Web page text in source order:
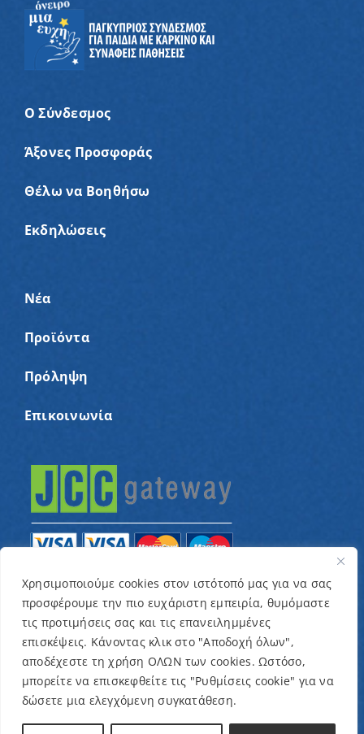
Χρησιμοποιούμε cookies στον ιστότοπό μας για να σας
προσφέρουμε την πιο ευχάριστη εμπειρία, θυμόμαστε
τις προτιμήσεις σας και τις επανειλημμένες
επισκέψεις. Κάνοντας κλικ στο "Αποδοχή όλων",
αποδέχεστε τη χρήση ΟΛΩΝ των cookies. Ωστόσο,
μπορείτε να επισκεφθείτε τις "Ρυθμίσεις cookie" για να
δώσετε μια ελεγχόμενη συγκατάθεση.
Ο Σύνδεσμος
Άξονες Προσφοράς
Θέλω να Βοηθήσω
Εκδηλώσεις
Νέα
Προϊόντα
Πρόληψη
Επικοινωνία
© Copyright 2022 – Παγκύπριος Σύνδεσμος για
παιδιά με καρκίνο και συναφείς παθήσεις «Ένα
Όνειρο Μια Ευχή» / Designed & Developed byNETinfo
Plc
Όροι και Προϋποθέσεις|Πολιτική Απορρήτου